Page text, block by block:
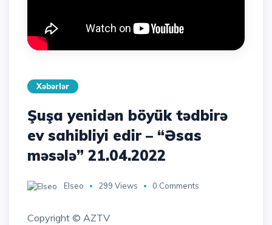
Xəbərlər
Şuşa yenidən böyük tədbirə
ev sahibliyi edir – “Əsas
məsələ” 21.04.2022
Elseo 299 Views 0 Comments
Copyright © AZTV